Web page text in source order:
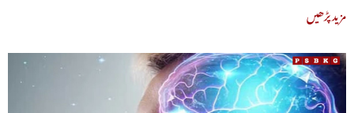
مزید پڑھیں